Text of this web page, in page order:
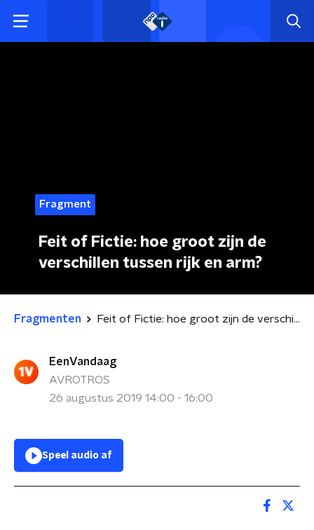
Fragment
Feit of Fictie: hoe groot zijn de
verschillen tussen rijk en arm?
Fragmenten Feit of Fictie: hoe groot zijn de verschillen tussen rijk en arm?
EenVandaag
AVROTROS
26 augustus 2019 14:00 - 16:00
Speel audio af